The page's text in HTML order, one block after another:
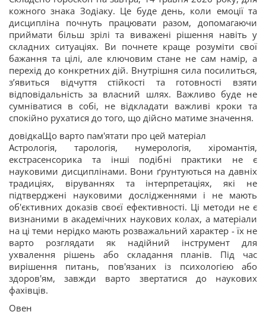
кожного знака Зодіаку. Це буде день, коли емоції та
дисципліна почнуть працювати разом, допомагаючи
приймати більш зрілі та виважені рішення навіть у
складних ситуаціях. Ви почнете краще розуміти свої
бажання та цілі, але ключовим стане не сам намір, а
перехід до конкретних дій. Внутрішня сила посилиться,
з’явиться відчуття стійкості та готовності взяти
відповідальність за власний шлях. Важливо буде не
сумніватися в собі, не відкладати важливі кроки та
спокійно рухатися до того, що дійсно матиме значення.
довідкаЩо варто пам'ятати про цей матеріал
Астрологія, тарологія, нумерологія, хіромантія,
екстрасенсорика та інші подібні практики не є
науковими дисциплінами. Вони ґрунтуються на давніх
традиціях, віруваннях та інтерпретаціях, які не
підтверджені науковими дослідженнями і не мають
об'єктивних доказів своєї ефективності. Ці методи не є
визнаними в академічних наукових колах, а матеріали
на ці теми нерідко мають розважальний характер - їх не
варто розглядати як надійний інструмент для
ухвалення рішень або складання планів. Під час
вирішення питань, пов'язаних із психологією або
здоров'ям, завжди варто звертатися до наукових
фахівців.
Овен